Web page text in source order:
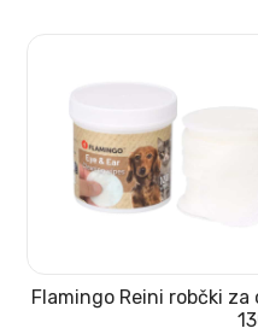
Flamingo Reini robčki